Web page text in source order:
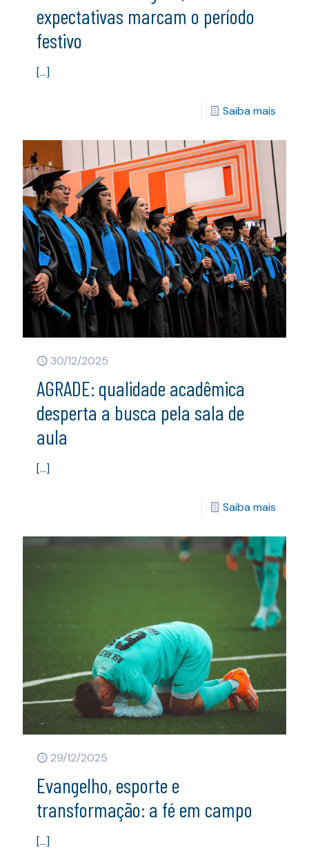
expectativas marcam o período
festivo
[…]
Saiba mais
30/12/2025
AGRADE: qualidade acadêmica
desperta a busca pela sala de
aula
[…]
Saiba mais
29/12/2025
Evangelho, esporte e
transformação: a fé em campo
[…]